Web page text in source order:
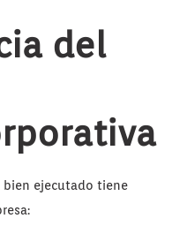
del
bien ejecutado tiene